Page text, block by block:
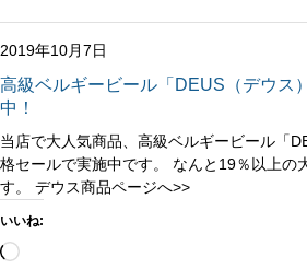
み
中…
2019年10月7日
高級ベルギービール「DEUS（デウス
中！
当店で大人気商品、高級ベルギービール「
格セールで実施中です。 なんと19％以上の
す。 デウス商品ページへ>>
いいね:
読